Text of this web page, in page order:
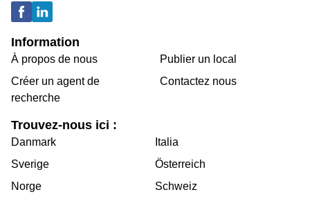
Information
À propos de nous
Créer un agent de
recherche
Publier un local
Contactez nous
Trouvez-nous ici :
Danmark
Sverige
Norge
Italia
Österreich
Schweiz